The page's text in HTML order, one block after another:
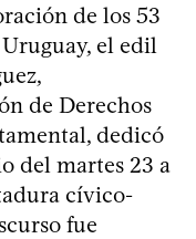
de los 53
el edil
de Derechos
dedicó
del martes 23 a
cívico-
fue